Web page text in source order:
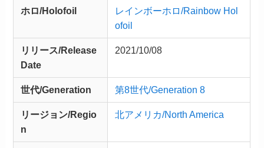
ホロ/Holofoil
レインボーホロ/Rainbow Hol
ofoil
リリース/Release
Date
2021/10/08
世代/Generation 第8世代/Generation 8
リージョン/Regio
n
北アメリカ/North America